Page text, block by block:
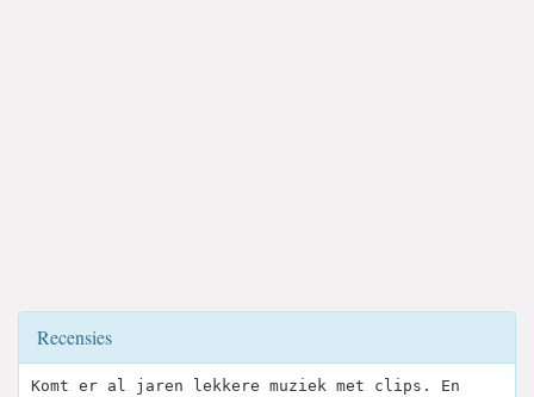
Recensies
Komt er al jaren lekkere muziek met clips. En